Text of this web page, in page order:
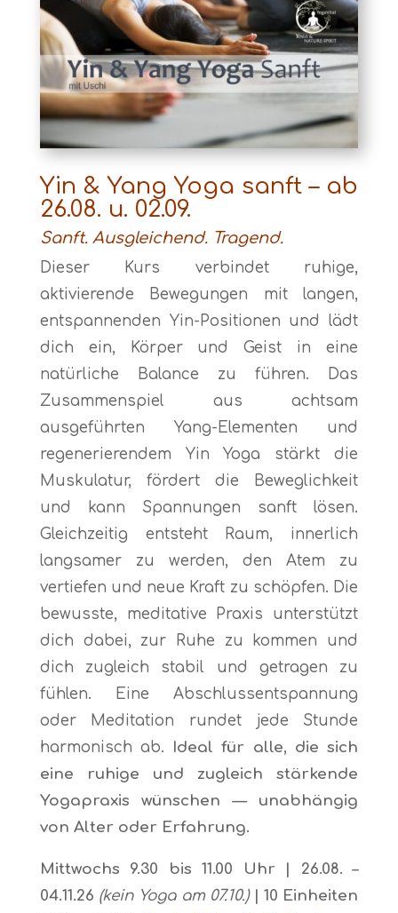
Yin & Yang Yoga sanft – ab
26.08. u. 02.09.
Sanft. Ausgleichend. Tragend.
Dieser Kurs verbindet ruhige,
aktivierende Bewegungen mit langen,
entspannenden Yin-Positionen und lädt
dich ein, Körper und Geist in eine
natürliche Balance zu führen. Das
Zusammenspiel aus achtsam
ausgeführten Yang-Elementen und
regenerierendem Yin Yoga stärkt die
Muskulatur, fördert die Beweglichkeit
und kann Spannungen sanft lösen.
Gleichzeitig entsteht Raum, innerlich
langsamer zu werden, den Atem zu
vertiefen und neue Kraft zu schöpfen. Die
bewusste, meditative Praxis unterstützt
dich dabei, zur Ruhe zu kommen und
dich zugleich stabil und getragen zu
fühlen. Eine Abschlussentspannung
oder Meditation rundet jede Stunde
harmonisch ab. Ideal für alle, die sich
eine ruhige und zugleich stärkende
Yogapraxis wünschen — unabhängig
von Alter oder Erfahrung.
Mittwochs 9.30 bis 11.00 Uhr | 26.08. –
04.11.26 (kein Yoga am 07.10.) | 10 Einheiten